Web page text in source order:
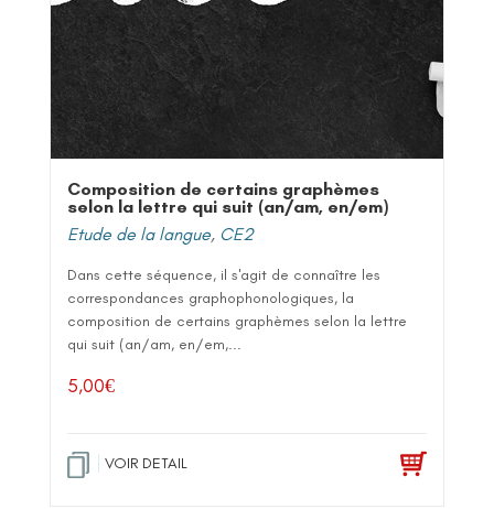
Composition de certains graphèmes
selon la lettre qui suit (an/am, en/em)
Etude de la langue, CE2
Dans cette séquence, il s'agit de connaître les
correspondances graphophonologiques, la
composition de certains graphèmes selon la lettre
qui suit (an/am, en/em,...
5,00€
VOIR DETAIL